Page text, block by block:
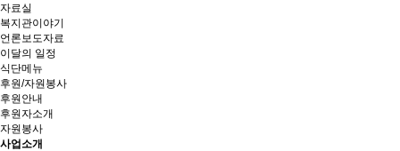
자료실
복지관이야기
언론보도자료
이달의 일정
식단메뉴
후원/자원봉사
후원안내
후원자소개
자원봉사
사업소개